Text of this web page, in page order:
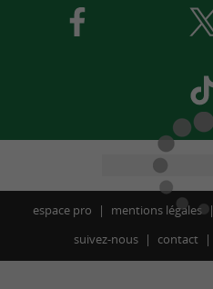
espace pro mentions légales
suivez-nous
contact